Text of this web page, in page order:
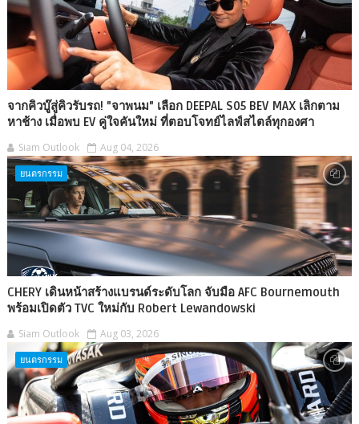
จากคิวบู๊สู่คิวรับรถ! "จาพนม" เลือก DEEPAL S05 BEV MAX เลิกตาม
หาช้าง เมื่อพบ EV คู่ใจคันใหม่ ที่ตอบโจทย์ไลฟ์สไตล์ทุกองศา
Siam Outlook Aug 04, 2026
ยนตรกรรม
CHERY เดินหน้าสร้างแบรนด์ระดับโลก จับมือ AFC Bournemouth
พร้อมเปิดตัว TVC ใหม่กับ Robert Lewandowski
Siam Outlook Aug 03, 2026
ยนตรกรรม